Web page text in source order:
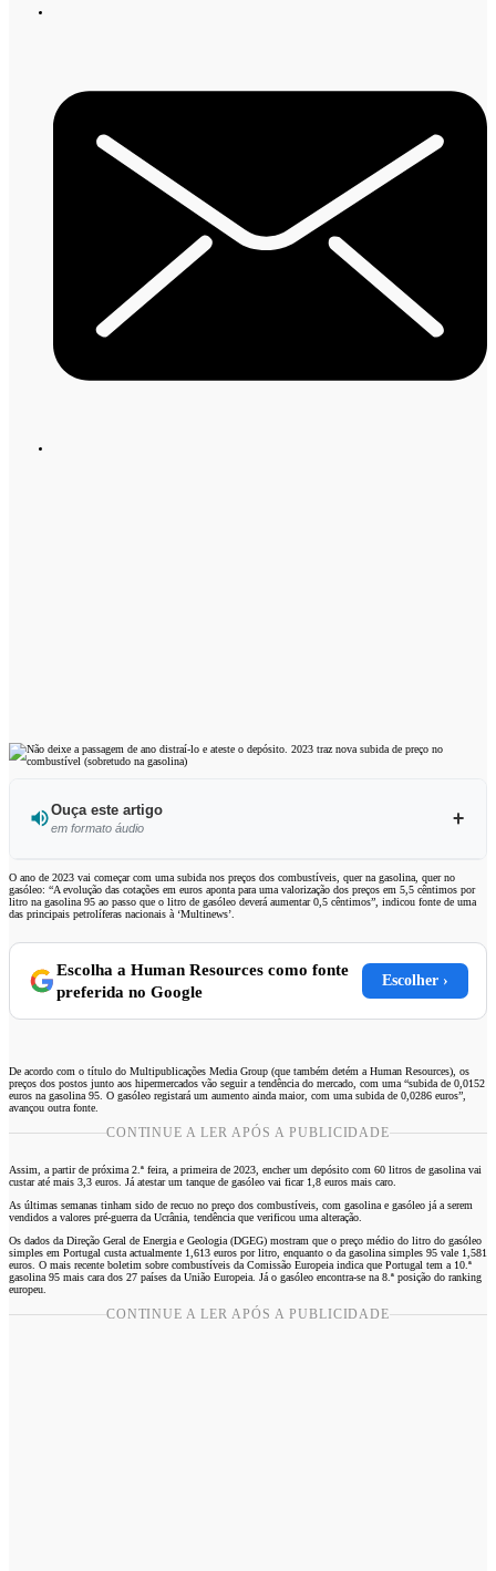
Ouça este artigo
em formato áudio
Ouvir este artigo
O ano de 2023 vai começar com uma subida nos preços dos combustíveis, quer na gasolina, quer no
gasóleo: “A evolução das cotações em euros aponta para uma valorização dos preços em 5,5 cêntimos por
litro na gasolina 95 ao passo que o litro de gasóleo deverá aumentar 0,5 cêntimos”, indicou fonte de uma
das principais petrolíferas nacionais à ‘Multinews’.
Escolha a Human Resources como fonte
preferida no Google
Escolher ›
De acordo com o título do Multipublicações Media Group (que também detém a Human Resources), os
preços dos postos junto aos hipermercados vão seguir a tendência do mercado, com uma “subida de 0,0152
euros na gasolina 95. O gasóleo registará um aumento ainda maior, com uma subida de 0,0286 euros”,
avançou outra fonte.
CONTINUE A LER APÓS A PUBLICIDADE
Assim, a partir de próxima 2.ª feira, a primeira de 2023, encher um depósito com 60 litros de gasolina vai
custar até mais 3,3 euros. Já atestar um tanque de gasóleo vai ficar 1,8 euros mais caro.
As últimas semanas tinham sido de recuo no preço dos combustíveis, com gasolina e gasóleo já a serem
vendidos a valores pré-guerra da Ucrânia, tendência que verificou uma alteração.
Os dados da Direção Geral de Energia e Geologia (DGEG) mostram que o preço médio do litro do gasóleo
simples em Portugal custa actualmente 1,613 euros por litro, enquanto o da gasolina simples 95 vale 1,581
euros. O mais recente boletim sobre combustíveis da Comissão Europeia indica que Portugal tem a 10.ª
gasolina 95 mais cara dos 27 países da União Europeia. Já o gasóleo encontra-se na 8.ª posição do ranking
europeu.
CONTINUE A LER APÓS A PUBLICIDADE